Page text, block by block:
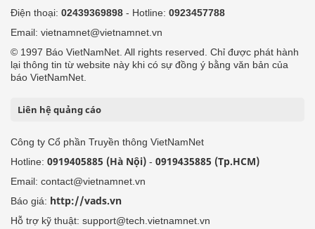
Điện thoại: 02439369898 - Hotline: 0923457788
Email: vietnamnet@vietnamnet.vn
© 1997 Báo VietNamNet. All rights reserved. Chỉ được phát hành
lại thông tin từ website này khi có sự đồng ý bằng văn bản của
báo VietNamNet.
Liên hệ quảng cáo
Công ty Cổ phần Truyền thông VietNamNet
Hotline: 0919405885 (Hà Nội) - 0919435885 (Tp.HCM)
Email: contact@vietnamnet.vn
Báo giá: http://vads.vn
Hỗ trợ kỹ thuật: support@tech.vietnamnet.vn